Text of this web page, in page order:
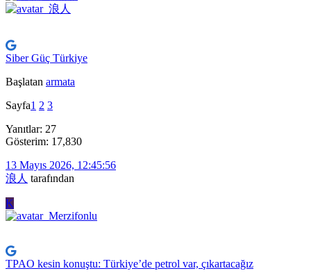
Siber Güç Türkiye
Başlatan armata
Sayfa1 2 3
Yanıtlar: 27
Gösterim: 17,830
13 Mayıs 2026, 12:45:56
浪人 tarafından
K
TPAO kesin konuştu: Türkiye’de petrol var, çıkartacağız